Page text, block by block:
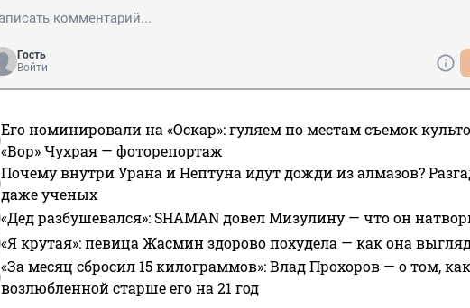
Гость
Войти
Его номинировали на «Оскар»: гуляем по местам съемок
«Вор» Чухрая — фоторепортаж
Почему внутри Урана и Нептуна идут дожди из алмазов?
даже ученых
«Дед разбушевался»: SHAMAN довел Мизулину — что он
«Я крутая»: певица Жасмин здорово похудела — как она
«За месяц сбросил 15 килограммов»: Влад Прохоров — о том,
возлюбленной старше его на 21 год